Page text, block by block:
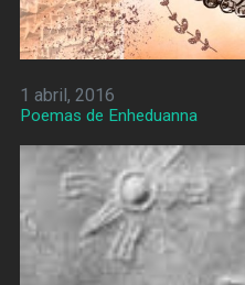
1 abril, 2016
Poemas de Enheduanna